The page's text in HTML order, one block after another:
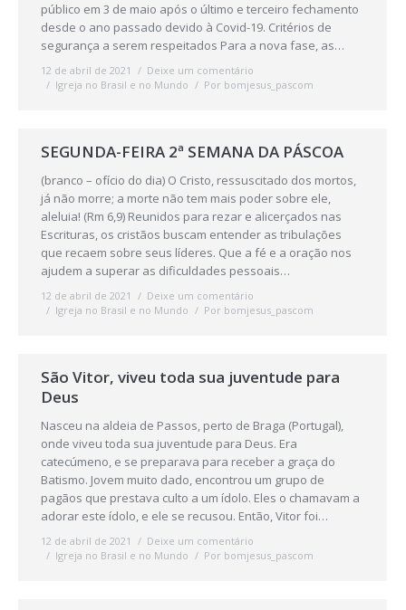
público em 3 de maio após o último e terceiro fechamento
desde o ano passado devido à Covid-19. Critérios de
segurança a serem respeitados Para a nova fase, as…
12 de abril de 2021
Deixe um comentário
Igreja no Brasil e no Mundo
Por bomjesus_pascom
SEGUNDA-FEIRA 2ª SEMANA DA PÁSCOA
(branco – ofício do dia) O Cristo, ressuscitado dos mortos,
já não morre; a morte não tem mais poder sobre ele,
aleluia! (Rm 6,9) Reunidos para rezar e alicerçados nas
Escrituras, os cristãos buscam entender as tribulações
que recaem sobre seus líderes. Que a fé e a oração nos
ajudem a superar as dificuldades pessoais…
12 de abril de 2021
Deixe um comentário
Igreja no Brasil e no Mundo
Por bomjesus_pascom
São Vitor, viveu toda sua juventude para
Deus
Nasceu na aldeia de Passos, perto de Braga (Portugal),
onde viveu toda sua juventude para Deus. Era
catecúmeno, e se preparava para receber a graça do
Batismo. Jovem muito dado, encontrou um grupo de
pagãos que prestava culto a um ídolo. Eles o chamavam a
adorar este ídolo, e ele se recusou. Então, Vitor foi…
12 de abril de 2021
Deixe um comentário
Igreja no Brasil e no Mundo
Por bomjesus_pascom